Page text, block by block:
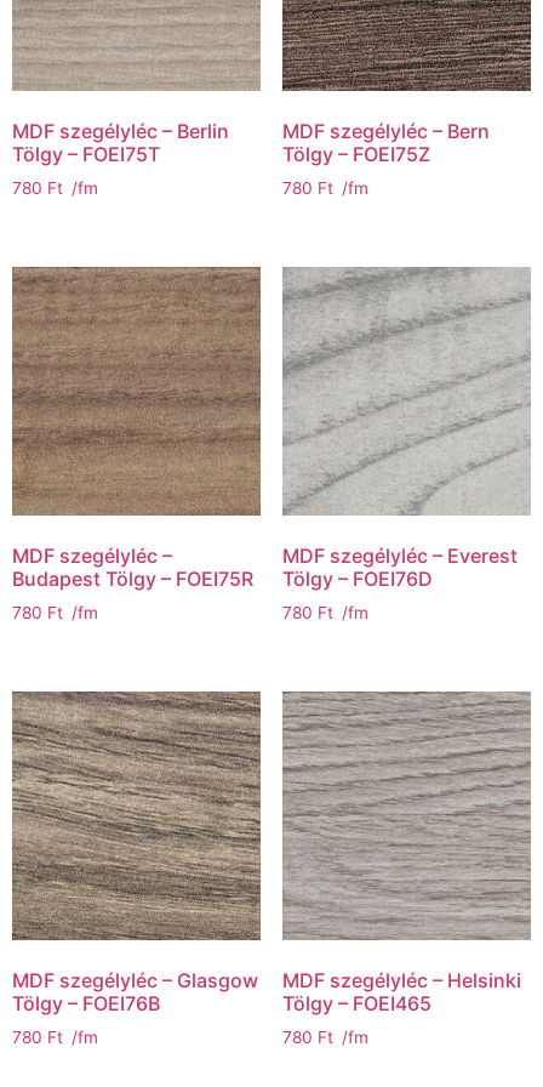
MDF szegélyléc – Berlin
Tölgy – FOEI75T
780 Ft /fm
MDF szegélyléc – Bern
Tölgy – FOEI75Z
780 Ft /fm
MDF szegélyléc –
Budapest Tölgy – FOEI75R
780 Ft /fm
MDF szegélyléc – Everest
Tölgy – FOEI76D
780 Ft /fm
MDF szegélyléc – Glasgow
Tölgy – FOEI76B
780 Ft /fm
MDF szegélyléc – Helsinki
Tölgy – FOEI465
780 Ft /fm